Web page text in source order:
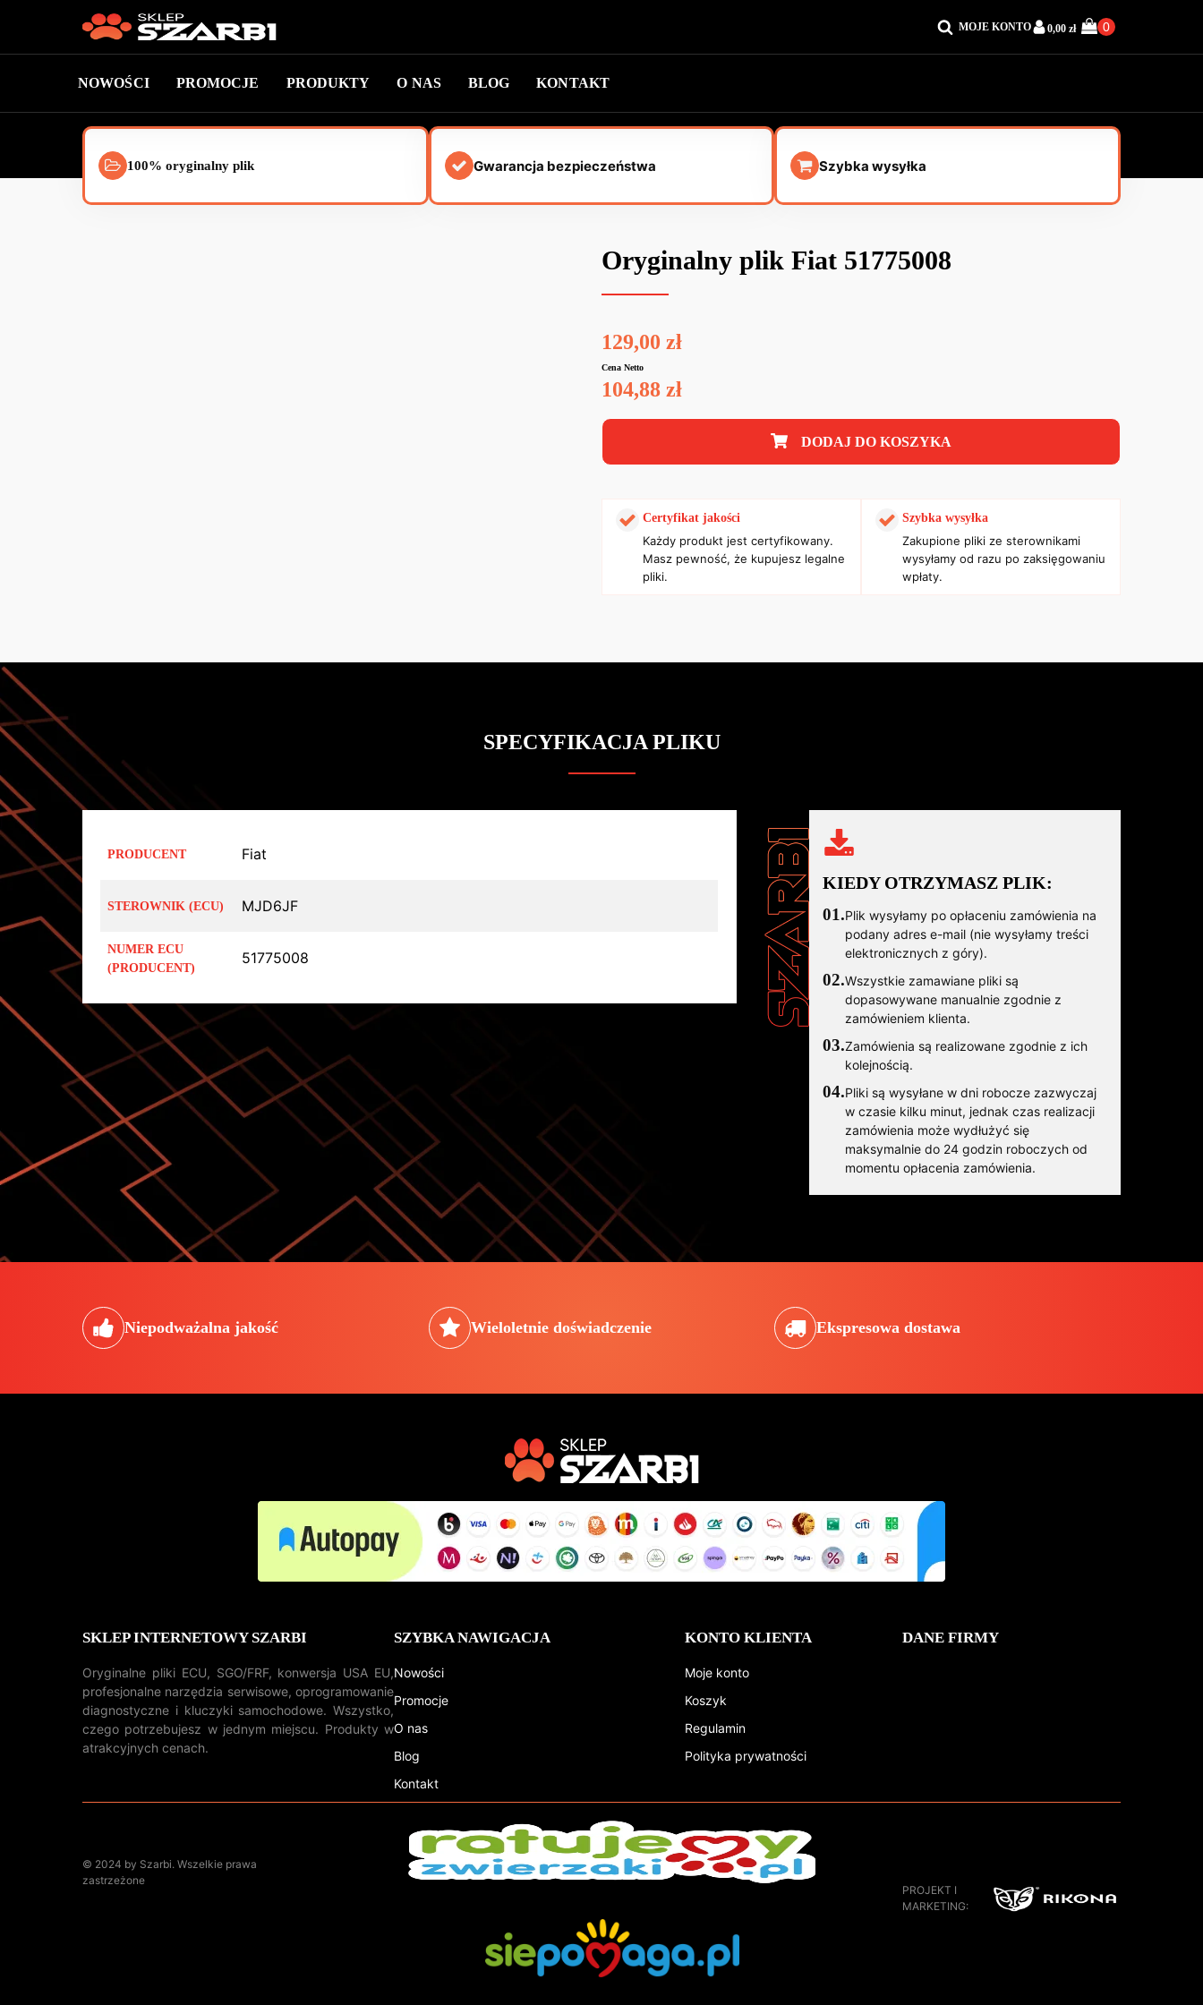
MOJE KONTO 0,00 zł
NOWOŚCI PROMOCJE PRODUKTY O NAS BLOG KONTAKT
100% oryginalny plik Gwarancja bezpieczeństwa Szybka wysyłka
Oryginalny plik Fiat 51775008
129,00 zł
Cena Netto
104,88 zł
DODAJ DO KOSZYKA
Certyfikat jakości
Każdy produkt jest certyfikowany.
Masz pewność, że kupujesz legalne
pliki.
Szybka wysyłka
Zakupione pliki ze sterownikami
wysyłamy od razu po zaksięgowaniu
wpłaty.
SPECYFIKACJA PLIKU
PRODUCENT Fiat
STEROWNIK (ECU) MJD6JF
NUMER ECU
(PRODUCENT)
51775008
KIEDY OTRZYMASZ PLIK:
01.Plik wysyłamy po opłaceniu zamówienia na
podany adres e-mail (nie wysyłamy treści
elektronicznych z góry).
02.Wszystkie zamawiane pliki są
dopasowywane manualnie zgodnie z
zamówieniem klienta.
03.Zamówienia są realizowane zgodnie z ich
kolejnością.
04.Pliki są wysyłane w dni robocze zazwyczaj
w czasie kilku minut, jednak czas realizacji
zamówienia może wydłużyć się
maksymalnie do 24 godzin roboczych od
momentu opłacenia zamówienia.
Niepodważalna jakość Wieloletnie doświadczenie Ekspresowa dostawa
SKLEP INTERNETOWY SZARBI
Oryginalne pliki ECU, SGO/FRF, konwersja USA EU,
profesjonalne narzędzia serwisowe, oprogramowanie
diagnostyczne i kluczyki samochodowe. Wszystko,
czego potrzebujesz w jednym miejscu. Produkty w
atrakcyjnych cenach.
SZYBKA NAWIGACJA
Nowości
Promocje
O nas
Blog
Kontakt
KONTO KLIENTA
Moje konto
Koszyk
Regulamin
Polityka prywatności
DANE FIRMY
© 2024 by Szarbi. Wszelkie prawa
zastrzeżone
PROJEKT I
MARKETING: